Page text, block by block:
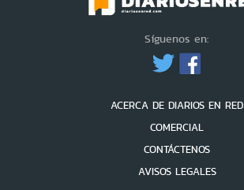
Síguenos en:
ACERCA DE DIARIOS EN RED
COMERCIAL
CONTÁCTENOS
AVISOS LEGALES